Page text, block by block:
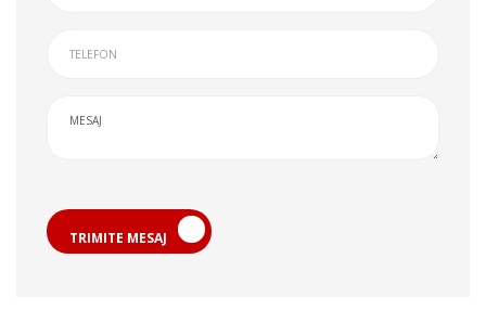
TRIMITE MESAJ